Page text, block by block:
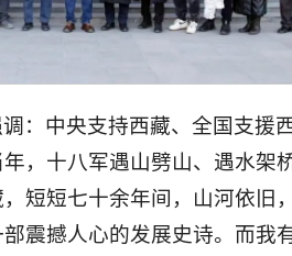
：中央支持西藏、全国支援
，十八军遇山劈山、遇水架
短短七十余年间，山河依旧
震撼人心的发展史诗。而我